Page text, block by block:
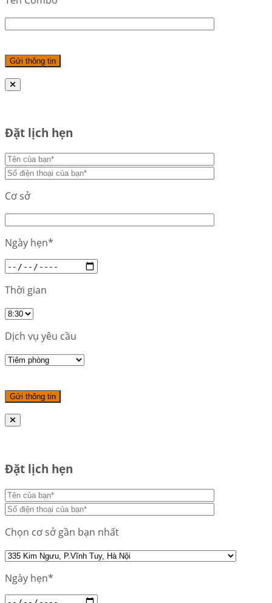
Đặt lịch hẹn
Cơ sở
Ngày hẹn*
Thời gian
Dịch vụ yêu cầu
Đặt lịch hẹn
Chọn cơ sở gần bạn nhất
Ngày hẹn*